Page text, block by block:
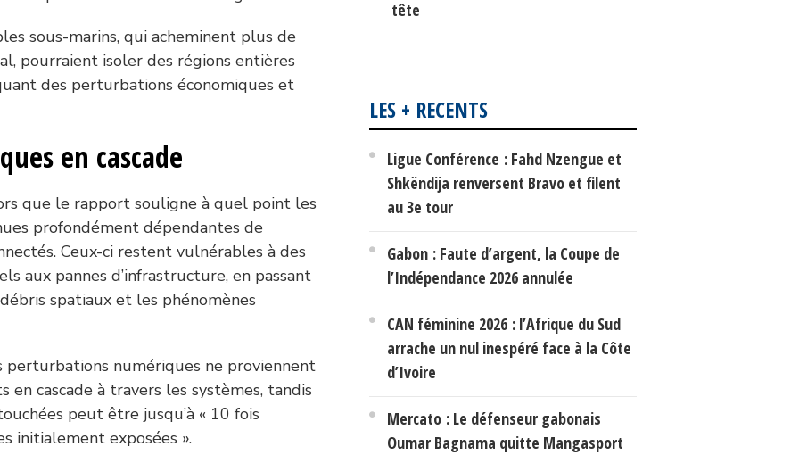
sous-marins, qui acheminent plus de
pourraient isoler des régions entières
des perturbations économiques et
en cascade
que le rapport souligne à quel point les
profondément dépendantes de
Ceux-ci restent vulnérables à des
aux pannes d’infrastructure, en passant
spatiaux et les phénomènes
perturbations numériques ne proviennent
en cascade à travers les systèmes, tandis
peut être jusqu’à « 10 fois
initialement exposées ».
tête
LES + RECENTS
Ligue Conférence : Fahd Nzengue et
Shkëndija renversent Bravo et filent
au 3e tour
Gabon : Faute d’argent, la Coupe de
l’Indépendance 2026 annulée
CAN féminine 2026 : l’Afrique du Sud
arrache un nul inespéré face à la Côte
d’Ivoire
Mercato : Le défenseur gabonais
Oumar Bagnama quitte Mangasport